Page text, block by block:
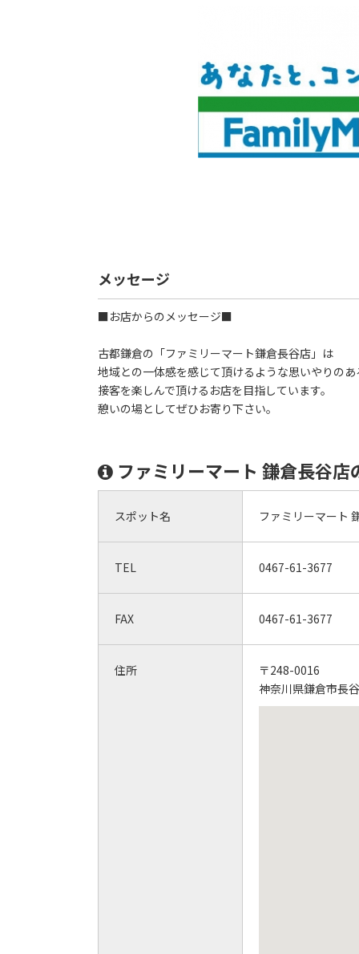
メッセージ
■お店からのメッセージ■
古都鎌倉の「ファミリーマート鎌倉長谷店」は
地域との一体感を感じて頂けるような思いやりのあ
接客を楽しんで頂けるお店を目指しています。
憩いの場としてぜひお寄り下さい。
ファミリーマート 鎌倉長谷店
スポット名 ファミリーマート
TEL 0467-61-3677
FAX 0467-61-3677
住所
〒248-0016
神奈川県鎌倉市長